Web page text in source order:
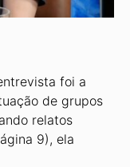
foi a
de grupos
relatos
9), ela